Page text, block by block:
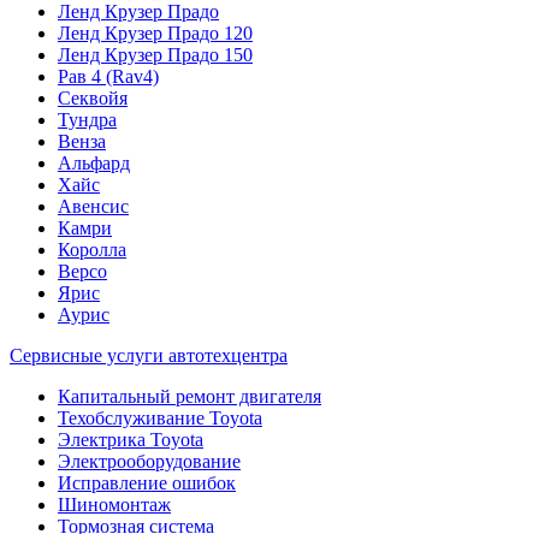
Ленд Крузер Прадо
Ленд Крузер Прадо 120
Ленд Крузер Прадо 150
Рав 4 (Rav4)
Секвойя
Тундра
Венза
Альфард
Хайс
Авенсис
Камри
Королла
Версо
Ярис
Аурис
Сервисные услуги автотехцентра
Капитальный ремонт двигателя
Техобслуживание Toyota
Электрика Toyota
Электрооборудование
Исправление ошибок
Шиномонтаж
Тормозная система